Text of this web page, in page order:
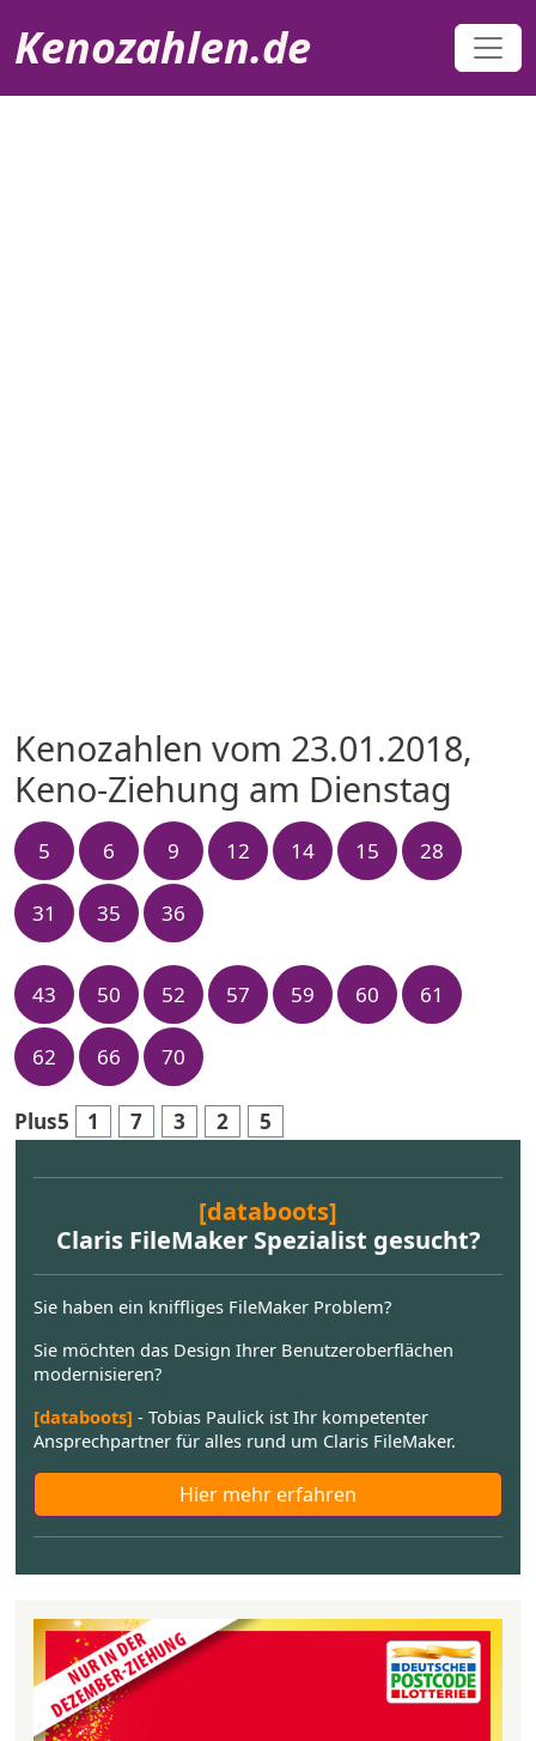
Kenozahlen.de
Kenozahlen vom 23.01.2018,
Keno-Ziehung am Dienstag
5 6 9 12 14 15 28
31 35 36
43 50 52 57 59 60 61
62 66 70
Plus5 1 7 3 2 5
[databoots]
Claris FileMaker Spezialist gesucht?
Sie haben ein kniffliges FileMaker Problem?
Sie möchten das Design Ihrer Benutzeroberflächen
modernisieren?
[databoots] - Tobias Paulick ist Ihr kompetenter
Ansprechpartner für alles rund um Claris FileMaker.
Hier mehr erfahren